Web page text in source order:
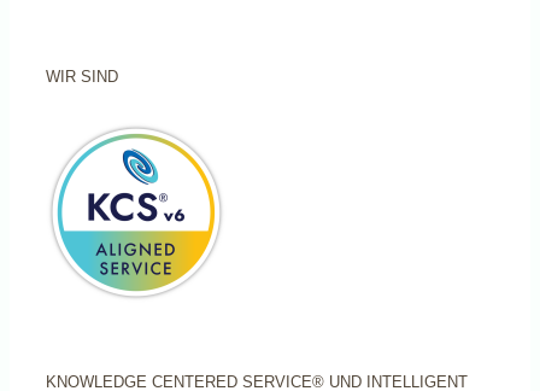
WIR SIND
KNOWLEDGE CENTERED SERVICE® UND INTELLIGENT